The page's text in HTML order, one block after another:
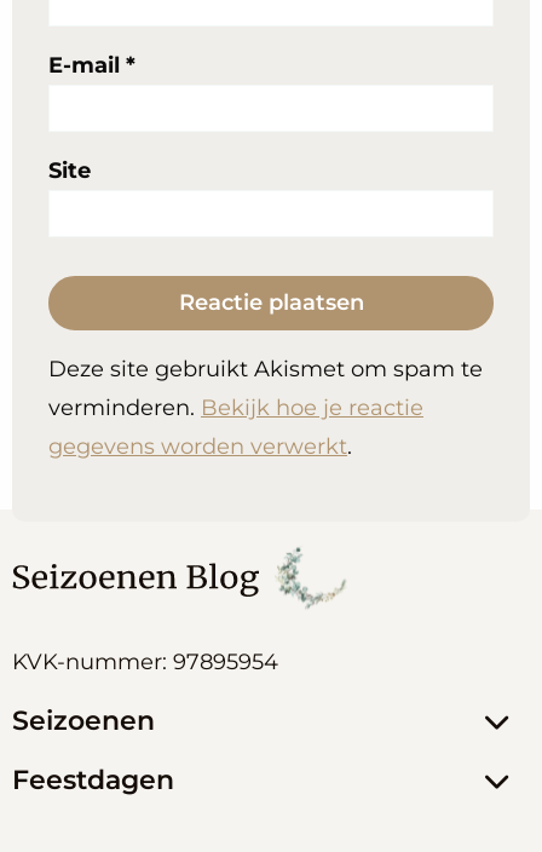
E-mail *
Site
Deze site gebruikt Akismet om spam te
verminderen. Bekijk hoe je reactie
gegevens worden verwerkt.
KVK-nummer: 97895954
Seizoenen
Feestdagen